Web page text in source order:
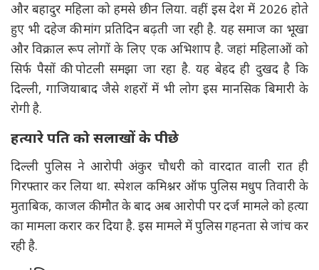
और बहादुर महिला को हमसे छीन लिया. वहीं इस देश में 2026 होते
हुए भी दहेज की मांग प्रतिदिन बढ़ती जा रही है. यह समाज का भूखा
और विक्राल रूप लोगों के लिए एक अभिशाप है. जहां महिलाओं को
सिर्फ पैसों की पोटली समझा जा रहा है. यह बेहद ही दुखद है कि
दिल्ली, गाजियाबाद जैसे शहरों में भी लोग इस मानसिक बिमारी के
रोगी है.
हत्यारे पति को सलाखों के पीछे
दिल्ली पुलिस ने आरोपी अंकुर चौधरी को वारदात वाली रात ही
गिरफ्तार कर लिया था. स्पेशल कमिश्नर ऑफ पुलिस मधुप तिवारी के
मुताबिक, काजल की मौत के बाद अब आरोपी पर दर्ज मामले को हत्या
का मामला करार कर दिया है. इस मामले में पुलिस गहनता से जांच कर
रही है.